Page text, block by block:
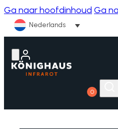
Ga naar hoofdinhoud Ga
Nederlands
0